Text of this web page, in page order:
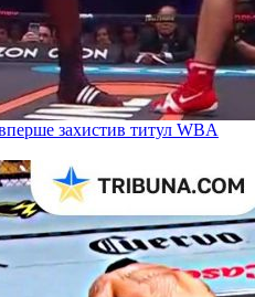
вперше захистив титул WBA